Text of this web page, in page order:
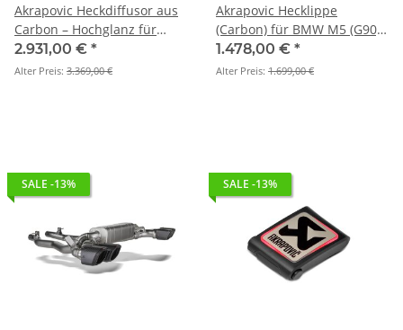
Akrapovic Heckdiffusor aus
Carbon – Hochglanz für
BMW M5 (G90, G99) mit /
ohne OPF/GPF - DI-
2.931,00 € *
Alter Preis: 3.369,00 €
Akrapovic Hecklippe
(Carbon) für BMW M5 (G90,
G99) mit / ohne OPF/GPF-
WI-BM/CA/2/G
1.478,00 € *
Alter Preis: 1.699,00 €
SALE -13% SALE -13%